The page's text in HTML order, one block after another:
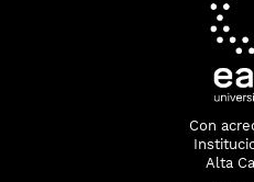
Con
Alta